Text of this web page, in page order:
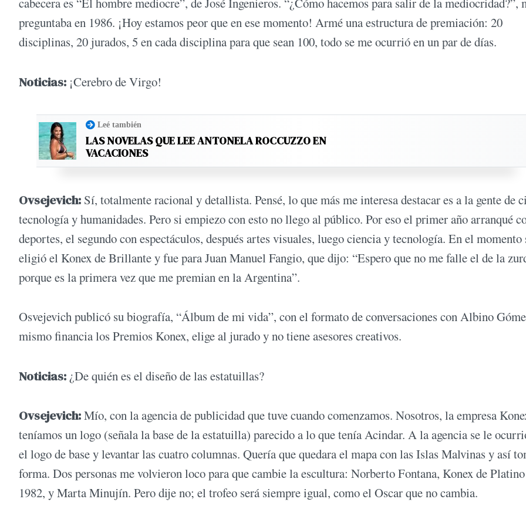
preguntaba en 1986. ¡Hoy estamos peor que en ese momento! Armé una estructura de premiación: 20
disciplinas, 20 jurados, 5 en cada disciplina para que sean 100, todo se me ocurrió en un par de días.
Noticias: ¡Cerebro de Virgo!
Leé también
LAS NOVELAS QUE LEE ANTONELA ROCCUZZO EN
VACACIONES
Ovsejevich: Sí, totalmente racional y detallista. Pensé, lo que más me interesa destacar es a la gente de
tecnología y humanidades. Pero si empiezo con esto no llego al público. Por eso el primer año arranqué
deportes, el segundo con espectáculos, después artes visuales, luego ciencia y tecnología. En el momento
eligió el Konex de Brillante y fue para Juan Manuel Fangio, que dijo: “Espero que no me falle el de la
porque es la primera vez que me premian en la Argentina”.
Osvejevich publicó su biografía, “Álbum de mi vida”, con el formato de conversaciones con Albino
mismo financia los Premios Konex, elige al jurado y no tiene asesores creativos.
Noticias: ¿De quién es el diseño de las estatuillas?
Ovsejevich:Mío, con la agencia de publicidad que tuve cuando comenzamos. Nosotros, la empresa
teníamos un logo (señala la base de la estatuilla) parecido a lo que tenía Acindar. A la agencia se le
el logo de base y levantar las cuatro columnas. Quería que quedara el mapa con las Islas Malvinas y así
forma. Dos personas me volvieron loco para que cambie la escultura: Norberto Fontana, Konex de
1982, y Marta Minujín. Pero dije no; el trofeo será siempre igual, como el Oscar que no cambia.